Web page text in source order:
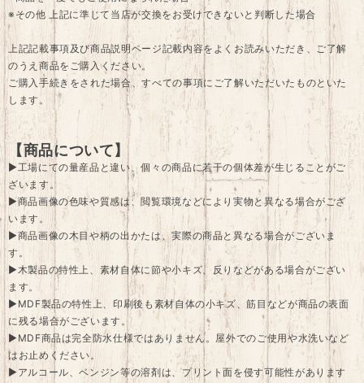
※その他 上記に準じて当店が交換をお受けできないと判断した場合
上記記載事項及び商品説明ページ記載内容をよくお読みいただき、ご了解
のうえ商品をご購入ください。
ご購入手続きをされた場合、すべての事項にご了解いただいたものといた
します。
【商品について】
▶工場にての量産品と違い、個々の商品に若干の個体差が生じることがご
ざいます。
▶商品画像の色味や質感は、閲覧環境などにより実物と異なる場合がござ
います。
▶商品画像の木目や柄の出かたは、実際の商品と異なる場合がございま
す。
▶木製品の特性上、素材自体に節や小キズ、反りなどがある場合がござい
ます。
▶MDF製品の特性上、印刷後も素材自体の小キズ、筋目などが商品の表面
に残る場合がございます。
▶MDF商品は完全防水仕様ではありません。屋外でのご使用や水洗いなど
はお止めください。
▶アルコール、ベンジン等の溶剤は、プリント面を侵す可能性があります